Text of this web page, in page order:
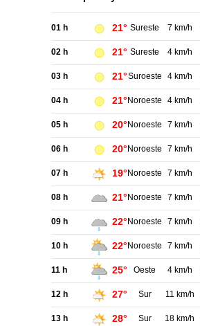
01 h 21° Sureste 7 km/h
02 h 21° Sureste 4 km/h
03 h 21°Suroeste 4 km/h
04 h 21° Noroeste 4 km/h
05 h 20° Noroeste 7 km/h
06 h 20° Noroeste 7 km/h
07 h 19° Noroeste 7 km/h
08 h 21° Noroeste 7 km/h
09 h 22° Noroeste 7 km/h
10 h 22° Noroeste 7 km/h
11 h 25° Oeste 4 km/h
12 h 27° Sur 11 km/h
13 h 28° Sur 18 km/h